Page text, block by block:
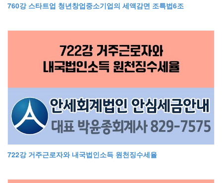
760강 스타트업 청년창업중소기업의 세액감면 조특법6조
722강 거주근로자와 내국법인소득 원천징수세율